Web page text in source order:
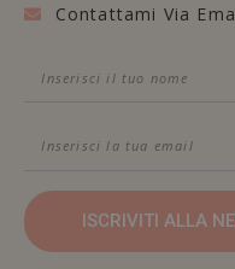
Contattami Via
ISCRIVITI ALLA